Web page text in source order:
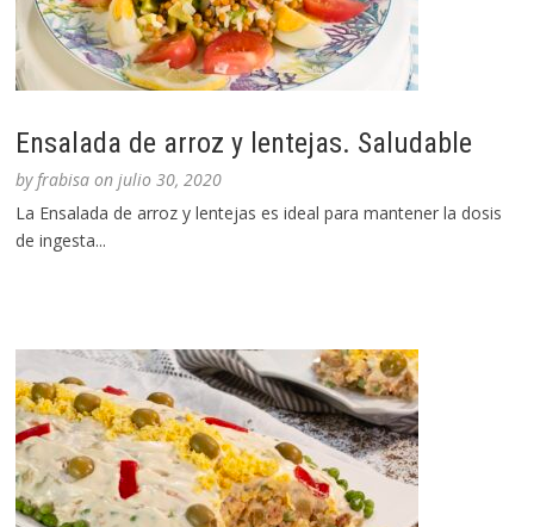
Ensalada de arroz y lentejas. Saludable
byfrabisa onjulio 30, 2020
La Ensalada de arroz y lentejas es ideal para mantener la dosis
de ingesta...